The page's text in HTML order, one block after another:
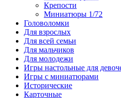
Крепости
Миниатюры 1/72
Головоломки
Для взрослых
Для всей семьи
Для мальчиков
Для молодежи
Игры настольные для
Игры с миниатюрами
Исторические
Карточные